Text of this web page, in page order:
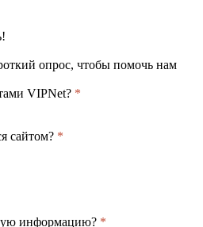
опрос, чтобы помочь нам
VIPNet? *
сайтом? *
информацию? *